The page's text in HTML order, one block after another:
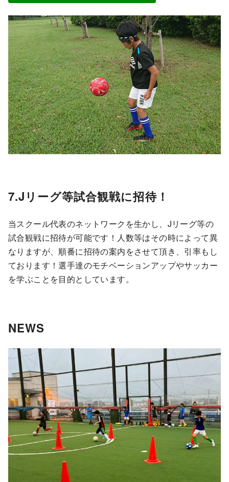
7.Jリーグ等試合観戦に招待！
当スクール代表のネットワークを生かし、Jリーグ等の
試合観戦に招待が可能です！人数等はその時によって異
なりますが、順番に招待の案内をさせて頂き、引率もし
ております！選手達のモチベーションアップやサッカー
を学ぶことを目的としています。
NEWS